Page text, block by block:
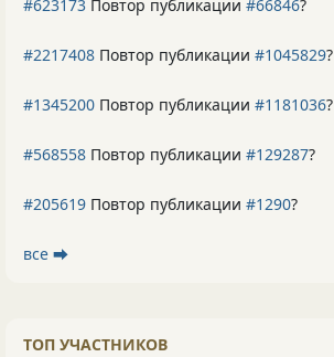
#623173 Повтор публикации #66846?
#2217408 Повтор публикации #1045829?
#1345200 Повтор публикации #1181036?
#568558 Повтор публикации #129287?
#205619 Повтор публикации #1290?
все ⮕
ТОП УЧАСТНИКОВ